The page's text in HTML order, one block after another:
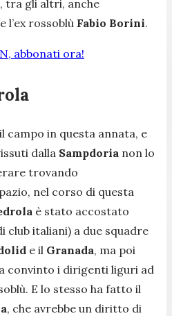
tra gli altri, anche
e l’ex rossoblù Fabio Borini.
abbonati ora!
campo in questa annata, e
dalla Sampdoria non lo
trovando
nel corso di questa
è stato accostato
club italiani) a due squadre
e il Granada, ma poi
convinto i dirigenti liguri ad
E lo stesso ha fatto il
, che avrebbe un diritto di